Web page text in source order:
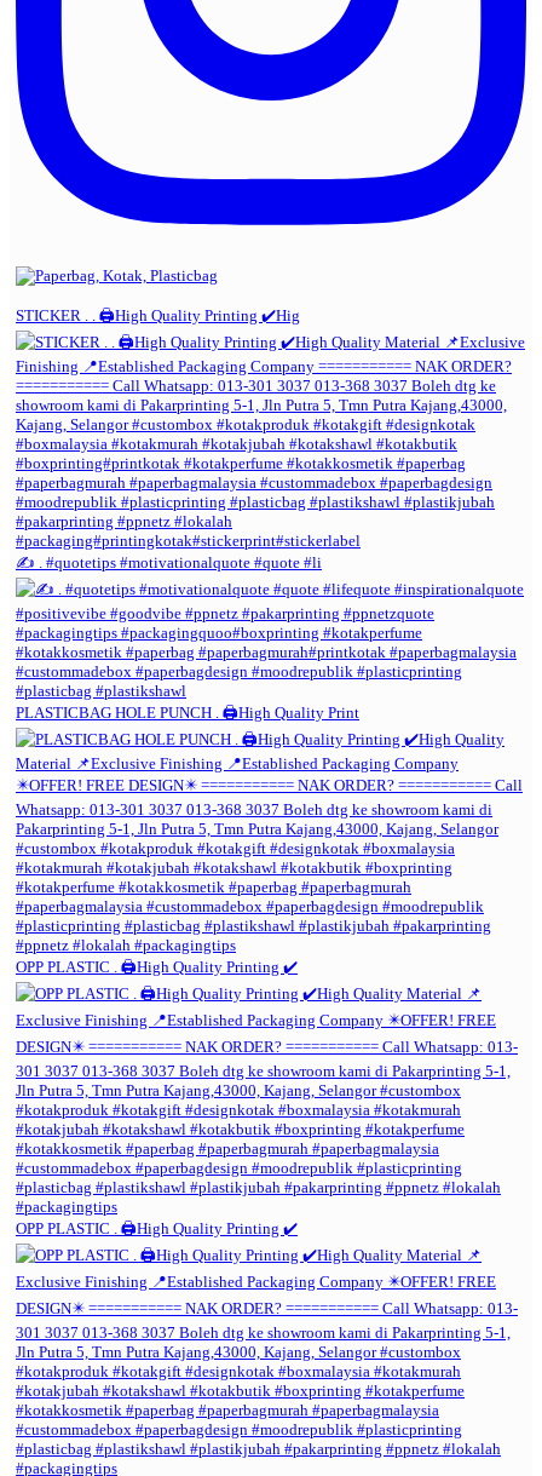
STICKER . . 🖨️High Quality Printing ✔️Hig
✍️ . #quotetips #motivationalquote #quote #li
PLASTICBAG HOLE PUNCH . 🖨️High Quality Print
OPP PLASTIC . 🖨️High Quality Printing ✔️
OPP PLASTIC . 🖨️High Quality Printing ✔️